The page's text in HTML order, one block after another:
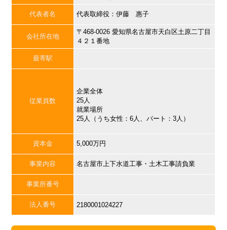
代表者名 代表取締役：伊藤 惠子
会社所在地
〒468-0026 愛知県名古屋市天白区土原二丁目
４２１番地
最寄駅
従業員数
企業全体
25人
就業場所
25人（うち女性：6人、パート：3人）
資本金 5,000万円
事業内容 名古屋市上下水道工事・土木工事請負業
事業所番号
法人番号 2180001024227